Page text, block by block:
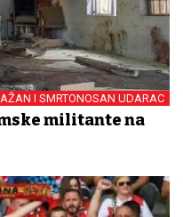
I SMRTONOSAN UDARAC
militante na